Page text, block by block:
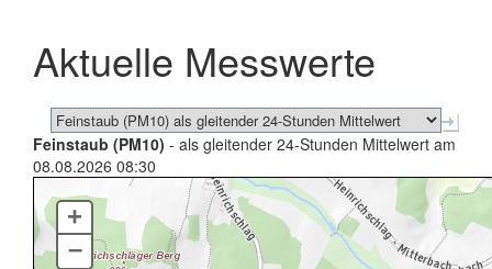
schließen
Aktuelle Messwerte
Feinstaub (PM10) - als gleitender 24-Stunden Mittelwert am
08.08.2026 08:30
+
–